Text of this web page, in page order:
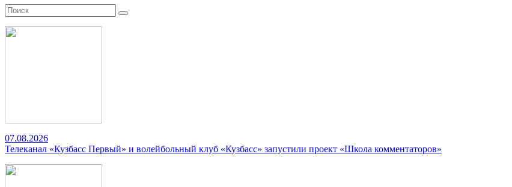
07.08.2026
Телеканал «Кузбасс Первый» и волейбольный клуб «Кузбасс» запустили проект «Школа комментаторов»